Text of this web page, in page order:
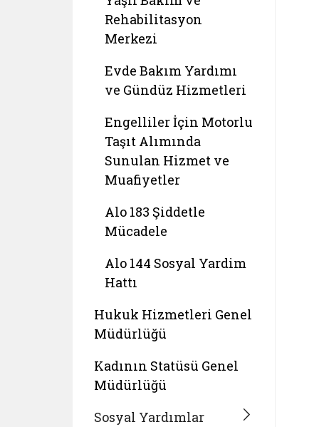
Rehabilitasyon
Merkezi
Evde Bakım Yardımı
ve Gündüz Hizmetleri
Engelliler İçin Motorlu
Taşıt Alımında
Sunulan Hizmet ve
Muafiyetler
Alo 183 Şiddetle
Mücadele
Alo 144 Sosyal Yardim
Hattı
Hukuk Hizmetleri Genel
Müdürlüğü
Kadının Statüsü Genel
Müdürlüğü
Sosyal Yardımlar